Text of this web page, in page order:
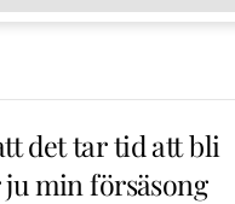
det tar tid att bli
ju min försäsong